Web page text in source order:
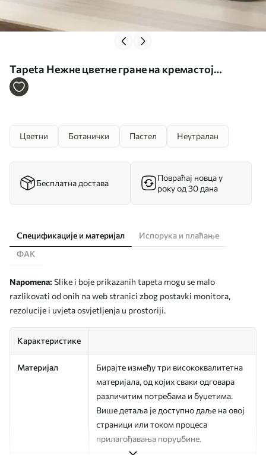
Tapeta Нежне цветне гране на кремастој
позадини, пастелне боје бр. a00793
Цветни Ботанички Пастел Неутралан
Бесплатна достава
Повраћај новца у
року од 30 дана
Спецификације и материјал
Испорука и плаћање
ФАК
Napomena: Slike i boje prikazanih tapeta mogu se malo
razlikovati od onih na web stranici zbog postavki monitora,
rezolucije i uvjeta osvjetljenja u prostoriji.
Карактеристике
Материјал
Бирајте између три висококвалитетна
материјала, од којих сваки одговара
различитим потребама и буџетима.
Више детаља је доступно даље на овој
страници или током процеса
прилагођавања поруџбине.